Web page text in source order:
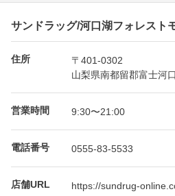
サンドラッグ/河口湖フォレスト
住所
〒401-0302
山梨県南都留郡富士河
営業時間 9:30〜21:00
電話番号 0555-83-5533
店舗URL https://sundrug-